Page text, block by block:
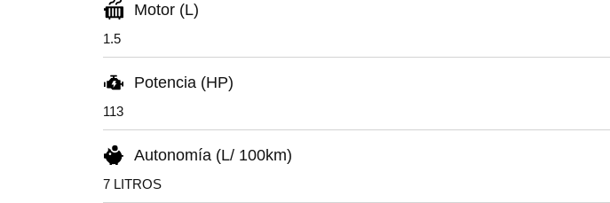
Motor (L)
1.5
Potencia (HP)
113
Autonomía (L/ 100km)
7 LITROS